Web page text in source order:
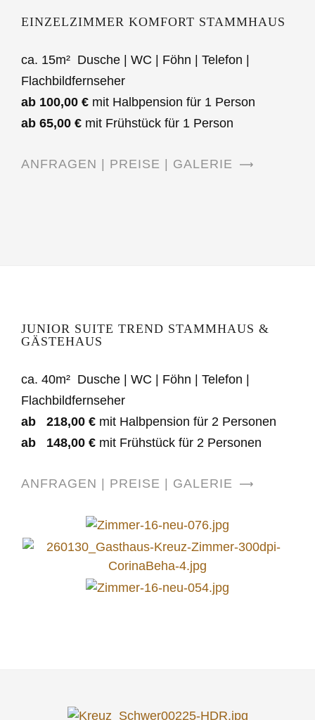
EINZELZIMMER KOMFORT STAMMHAUS
ca. 15m² Dusche | WC | Föhn | Telefon |
Flachbildfernseher
ab 100,00 € mit Halbpension für 1 Person
ab 65,00 € mit Frühstück für 1 Person
ANFRAGEN | PREISE | GALERIE
JUNIOR SUITE TREND STAMMHAUS &
GÄSTEHAUS
ca. 40m² Dusche | WC | Föhn | Telefon |
Flachbildfernseher
ab 218,00 € mit Halbpension für 2 Personen
ab 148,00 € mit Frühstück für 2 Personen
ANFRAGEN | PREISE | GALERIE